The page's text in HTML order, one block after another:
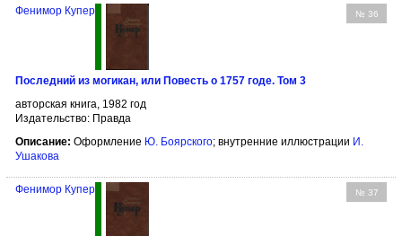
№ 36
Фенимор Купер
Последний из могикан, или Повесть о 1757 годе. Том 3
авторская книга, 1982 год
Издательство: Правда
Описание: Оформление Ю. Боярского; внутренние иллюстрации И.
Ушакова
№ 37
Фенимор Купер